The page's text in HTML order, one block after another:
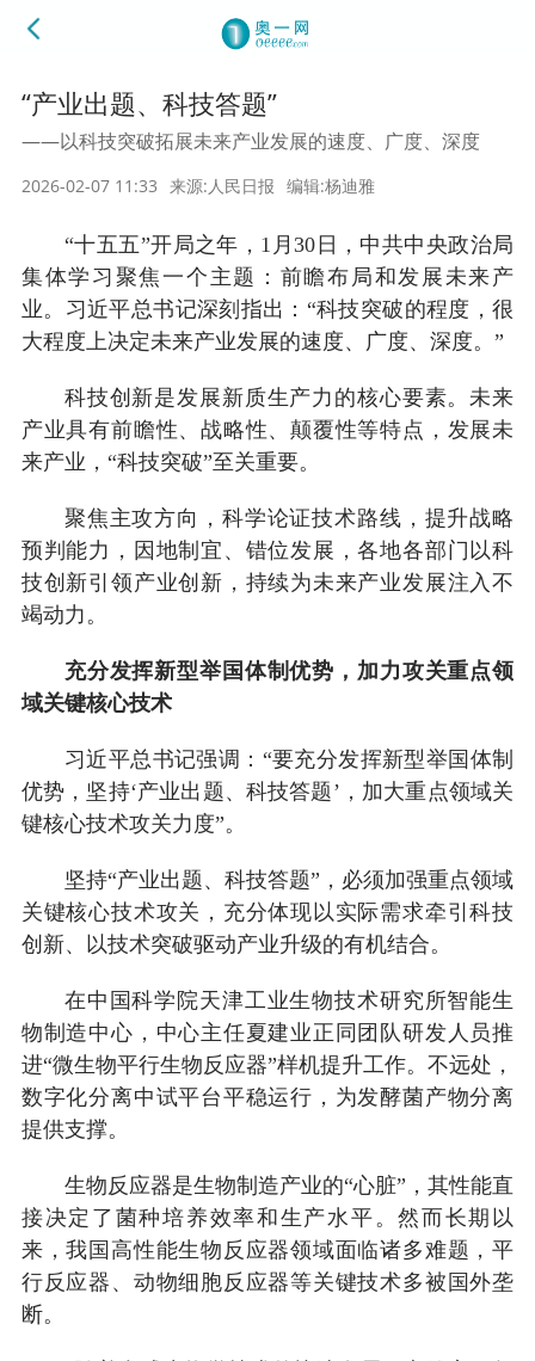
“产业出题、科技答题”
——以科技突破拓展未来产业发展的速度、广度、深度
2026-02-07 11:33 来源:人民日报 编辑:杨迪雅
“十五五”开局之年，1月30日，中共中央政治局
集体学习聚焦一个主题：前瞻布局和发展未来产
业。习近平总书记深刻指出：“科技突破的程度，很
大程度上决定未来产业发展的速度、广度、深度。”
科技创新是发展新质生产力的核心要素。未来
产业具有前瞻性、战略性、颠覆性等特点，发展未
来产业，“科技突破”至关重要。
聚焦主攻方向，科学论证技术路线，提升战略
预判能力，因地制宜、错位发展，各地各部门以科
技创新引领产业创新，持续为未来产业发展注入不
竭动力。
充分发挥新型举国体制优势，加力攻关重点领
域关键核心技术
习近平总书记强调：“要充分发挥新型举国体制
优势，坚持‘产业出题、科技答题’，加大重点领域关
键核心技术攻关力度”。
坚持“产业出题、科技答题”，必须加强重点领域
关键核心技术攻关，充分体现以实际需求牵引科技
创新、以技术突破驱动产业升级的有机结合。
在中国科学院天津工业生物技术研究所智能生
物制造中心，中心主任夏建业正同团队研发人员推
进“微生物平行生物反应器”样机提升工作。不远处，
数字化分离中试平台平稳运行，为发酵菌产物分离
提供支撑。
生物反应器是生物制造产业的“心脏”，其性能直
接决定了菌种培养效率和生产水平。然而长期以
来，我国高性能生物反应器领域面临诸多难题，平
行反应器、动物细胞反应器等关键技术多被国外垄
断。